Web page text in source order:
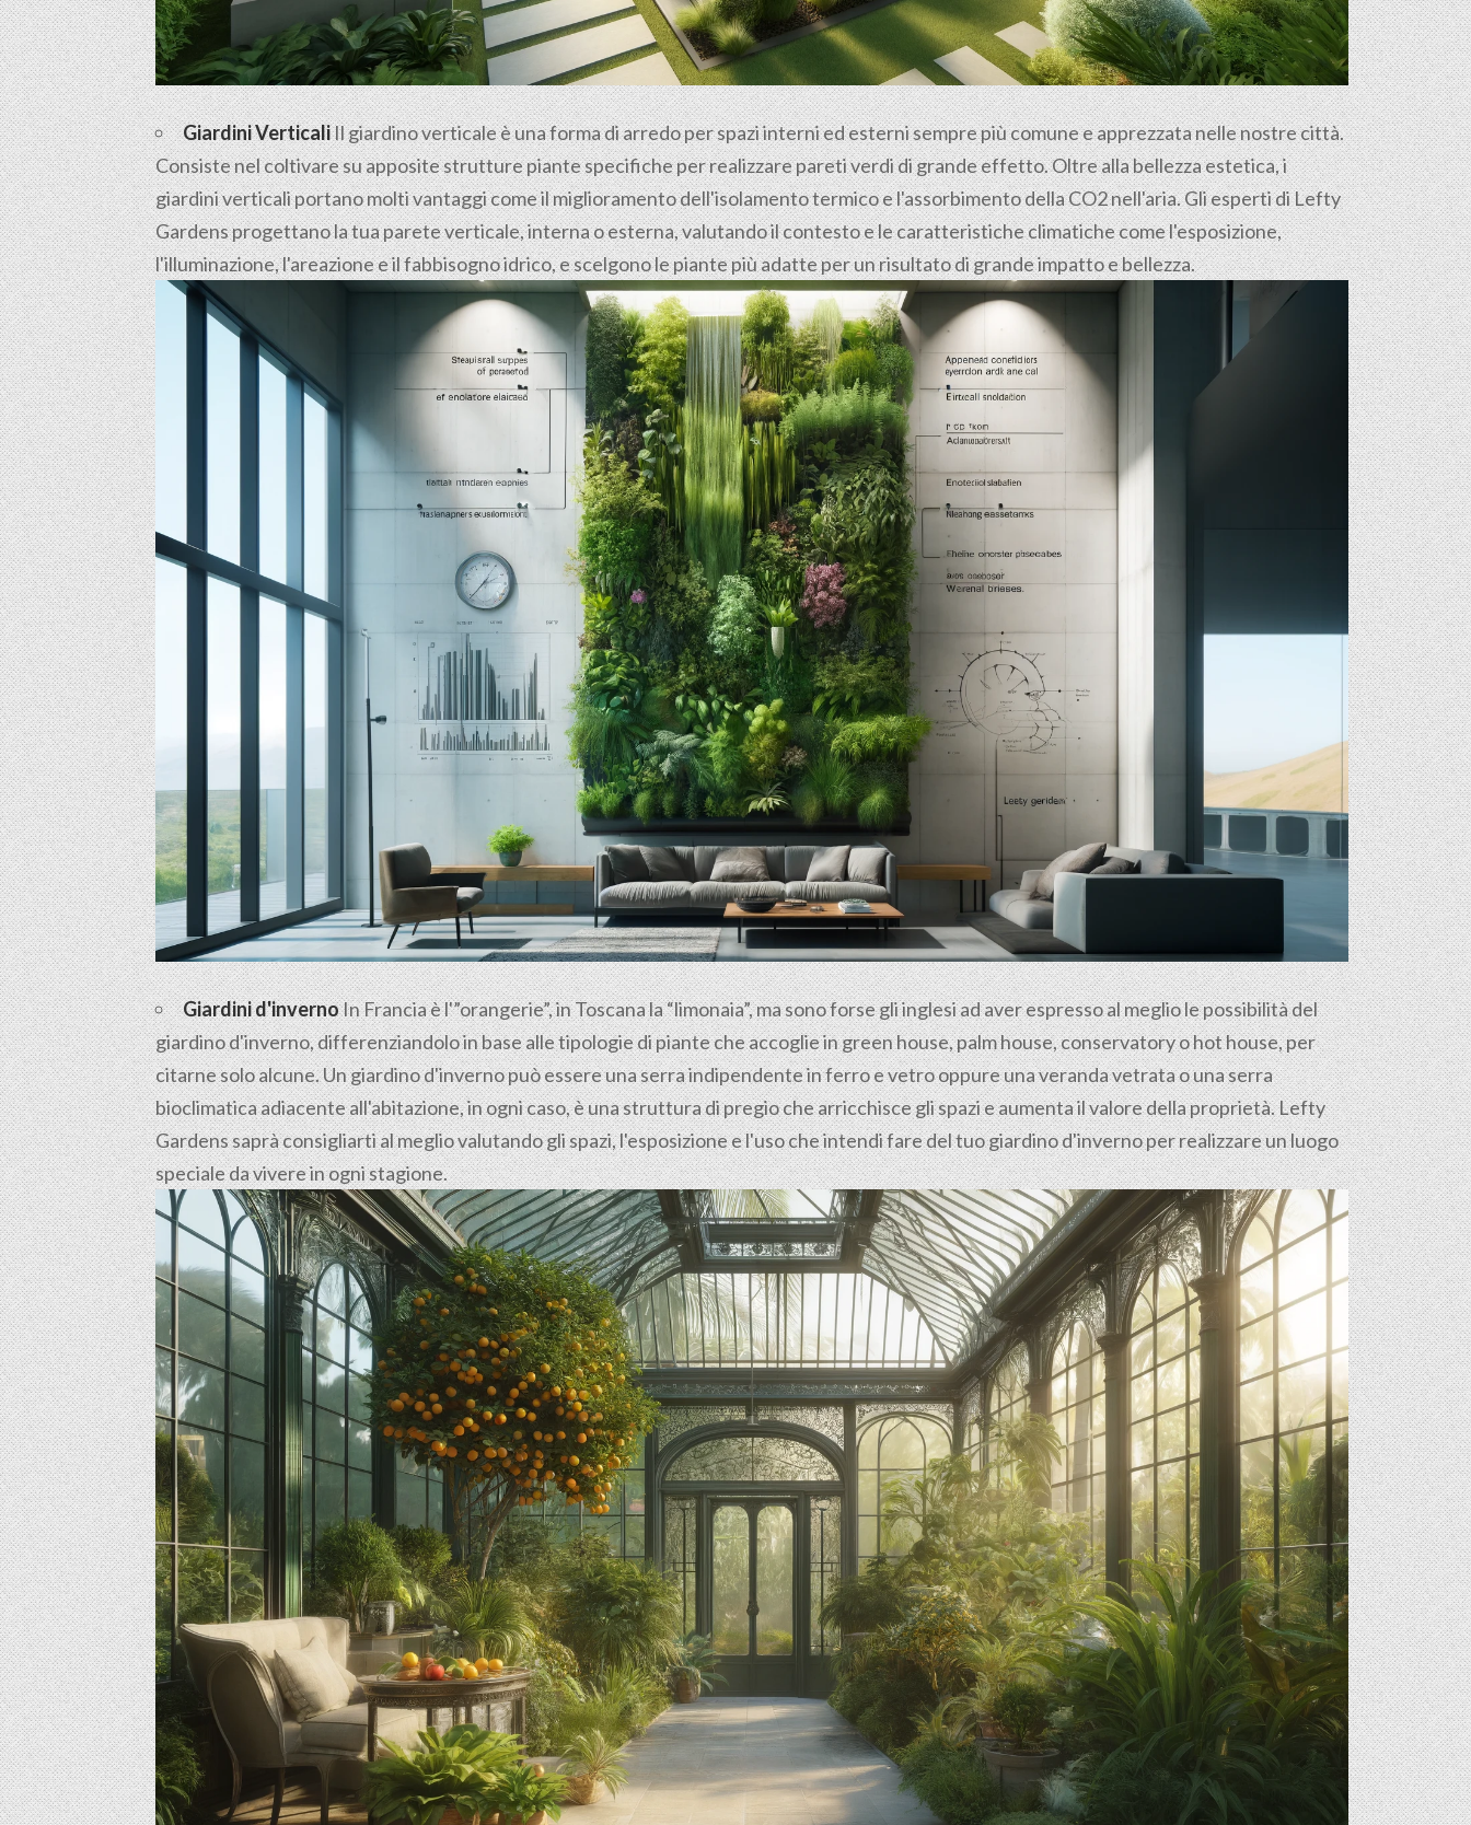
Giardini VerticaliIl giardino verticale è una forma di arredo per spazi interni ed esterni sempre più comune e apprezzata nelle nostre città.
Consiste nel coltivare su apposite strutture piante specifiche per realizzare pareti verdi di grande effetto. Oltre alla bellezza estetica, i
giardini verticali portano molti vantaggi come il miglioramento dell'isolamento termico e l'assorbimento della CO2 nell'aria. Gli esperti di Lefty
Gardens progettano la tua parete verticale, interna o esterna, valutando il contesto e le caratteristiche climatiche come l'esposizione,
l'illuminazione, l'areazione e il fabbisogno idrico, e scelgono le piante più adatte per un risultato di grande impatto e bellezza.
Giardini d'invernoIn Francia è l'”orangerie”, in Toscana la “limonaia”, ma sono forse gli inglesi ad aver espresso al meglio le possibilità del
giardino d'inverno, differenziandolo in base alle tipologie di piante che accoglie in green house, palm house, conservatory o hot house, per
citarne solo alcune. Un giardino d'inverno può essere una serra indipendente in ferro e vetro oppure una veranda vetrata o una serra
bioclimatica adiacente all'abitazione, in ogni caso, è una struttura di pregio che arricchisce gli spazi e aumenta il valore della proprietà. Lefty
Gardens saprà consigliarti al meglio valutando gli spazi, l'esposizione e l'uso che intendi fare del tuo giardino d'inverno per realizzare un luogo
speciale da vivere in ogni stagione.